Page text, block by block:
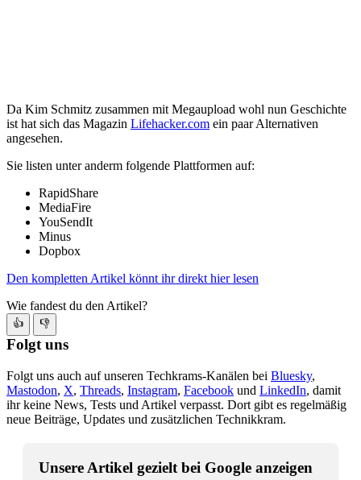
Da Kim Schmitz zusammen mit Megaupload wohl nun Geschichte
ist hat sich das Magazin Lifehacker.com ein paar Alternativen
angesehen.
Sie listen unter anderm folgende Plattformen auf:
RapidShare
MediaFire
YouSendIt
Minus
Dopbox
Den kompletten Artikel könnt ihr direkt hier lesen
Wie fandest du den Artikel?
👍 👎
Folgt uns
Folgt uns auch auf unseren Techkrams-Kanälen bei Bluesky,
Mastodon, X, Threads, Instagram, Facebook und LinkedIn, damit
ihr keine News, Tests und Artikel verpasst. Dort gibt es regelmäßig
neue Beiträge, Updates und zusätzlichen Technikkram.
Unsere Artikel gezielt bei Google anzeigen